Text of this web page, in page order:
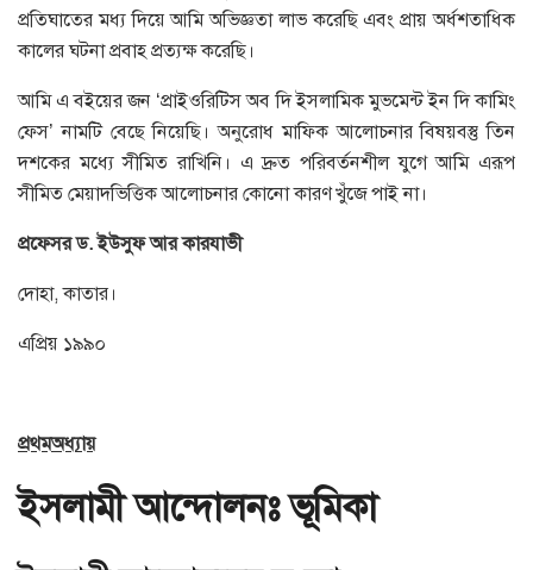
প্রতিঘাতের মধ্য দিয়ে আমি অভিজ্ঞতা লাভ করেছি এবং প্রায় অর্ধশতাধিক
কালের ঘটনা প্রবাহ প্রত্যক্ষ করেছি।
আমি এ বইয়ের জন ‘প্রাইওরিটিস অব দি ইসলামিক মুভমেন্ট ইন দি কামিং
ফেস’ নামটি বেছে নিয়েছি। অনুরোধ মাফিক আলোচনার বিষয়বস্তু তিন
দশকের মধ্যে সীমিত রাখিনি। এ দ্রুত পরিবর্তনশীল যুগে আমি এরূপ
সীমিত মেয়াদভিত্তিক আলোচনার কোনো কারণ খুঁজে পাই না।
প্রফেসরড.ইউসুফআরকারযাভী
দোহা, কাতার।
এপ্রিয় ১৯৯০
প্রথমঅধ্যায়
ইসলামী আন্দোলনঃ ভূমিকা